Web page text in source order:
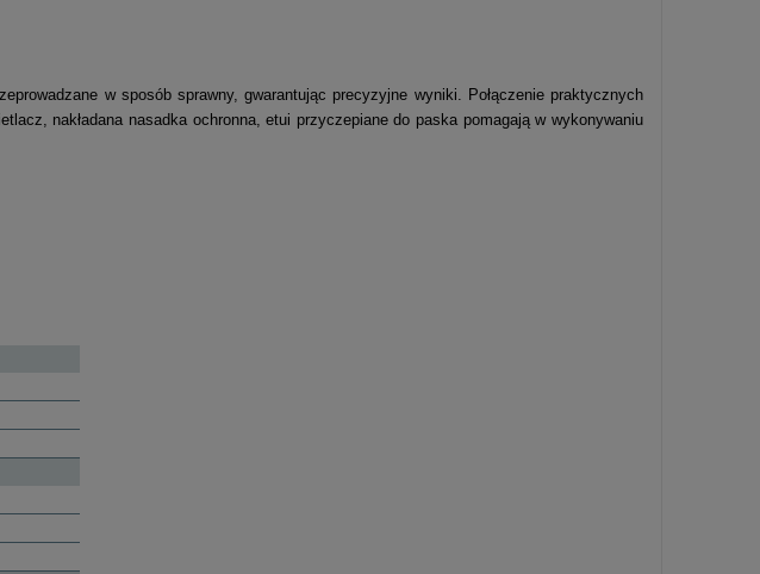
w sposób sprawny, gwarantując precyzyjne wyniki. Połączenie praktycznych
nakładana nasadka ochronna, etui przyczepiane do paska pomagają w wykonywaniu